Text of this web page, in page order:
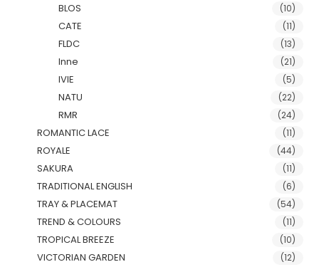
BLOS (10)
CATE (11)
FLDC (13)
Inne (21)
IVIE (5)
NATU (22)
RMR (24)
ROMANTIC LACE (11)
ROYALE (44)
SAKURA (11)
TRADITIONAL ENGLISH (6)
TRAY & PLACEMAT (54)
TREND & COLOURS (11)
TROPICAL BREEZE (10)
VICTORIAN GARDEN (12)